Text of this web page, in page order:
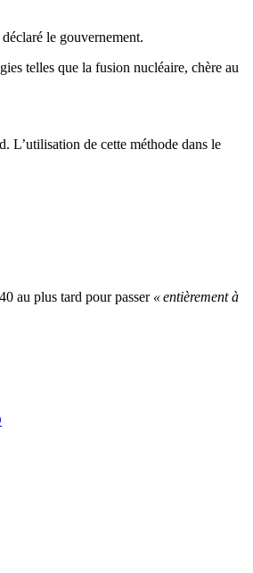
déclaré le gouvernement.
telles que la fusion nucléaire, chère au
L’utilisation de cette méthode dans le
au plus tard pour passer « entièrement à